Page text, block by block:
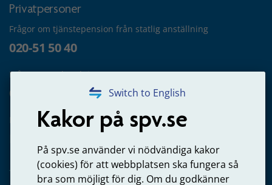
Switch to English
Kakor på spv.se
På spv.se använder vi nödvändiga kakor
(cookies) för att webbplatsen ska fungera så
bra som möjligt för dig. Om du godkänner
Privatpersoner
Frågor om tjänstepension från statlig anställning
020-51 50 40
Frågor om utbetalning
020-65 00 65
Kontakta oss